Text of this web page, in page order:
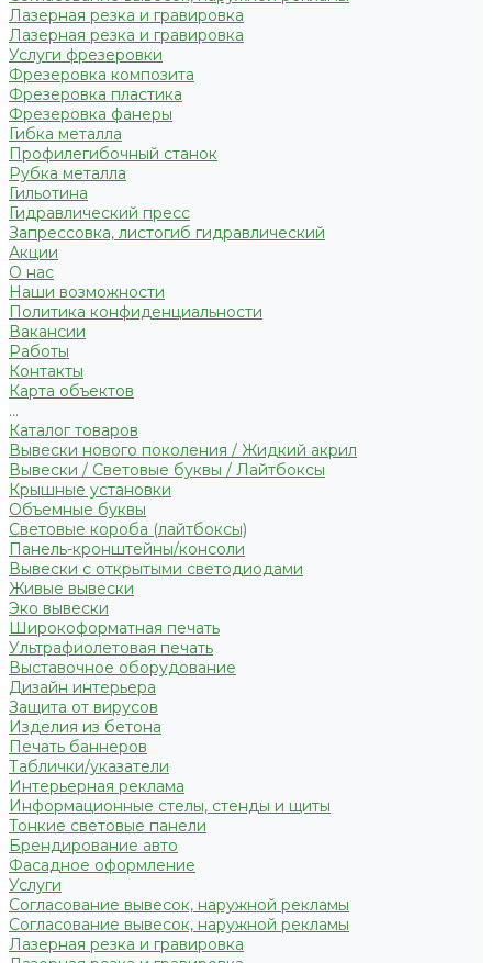
Лазерная резка и гравировка
Лазерная резка и гравировка
Услуги фрезеровки
Фрезеровка композита
Фрезеровка пластика
Фрезеровка фанеры
Гибка металла
Профилегибочный станок
Рубка металла
Гильотина
Гидравлический пресс
Запрессовка, листогиб гидравлический
Акции
О нас
Наши возможности
Политика конфиденциальности
Вакансии
Работы
Контакты
Карта объектов
...
Каталог товаров
Вывески нового поколения / Жидкий акрил
Вывески / Световые буквы / Лайтбоксы
Крышные установки
Объемные буквы
Световые короба (лайтбоксы)
Панель-кронштейны/консоли
Вывески с открытыми светодиодами
Живые вывески
Эко вывески
Широкоформатная печать
Ультрафиолетовая печать
Выставочное оборудование
Дизайн интерьера
Защита от вирусов
Изделия из бетона
Печать баннеров
Таблички/указатели
Интерьерная реклама
Информационные стелы, стенды и щиты
Тонкие световые панели
Брендирование авто
Фасадное оформление
Услуги
Согласование вывесок, наружной рекламы
Согласование вывесок, наружной рекламы
Лазерная резка и гравировка